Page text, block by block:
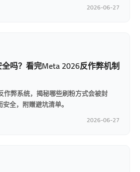
2026-06-27
全吗？看完Meta 2026反作弊机制
作弊系统，揭秘哪些刷粉方式会被封
全，附赠避坑清单。
2026-06-27